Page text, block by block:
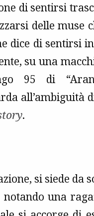
di sentirsi
delle muse
dice di sentirsi
su una
95 di
all’ambiguità
.
si siede da
una